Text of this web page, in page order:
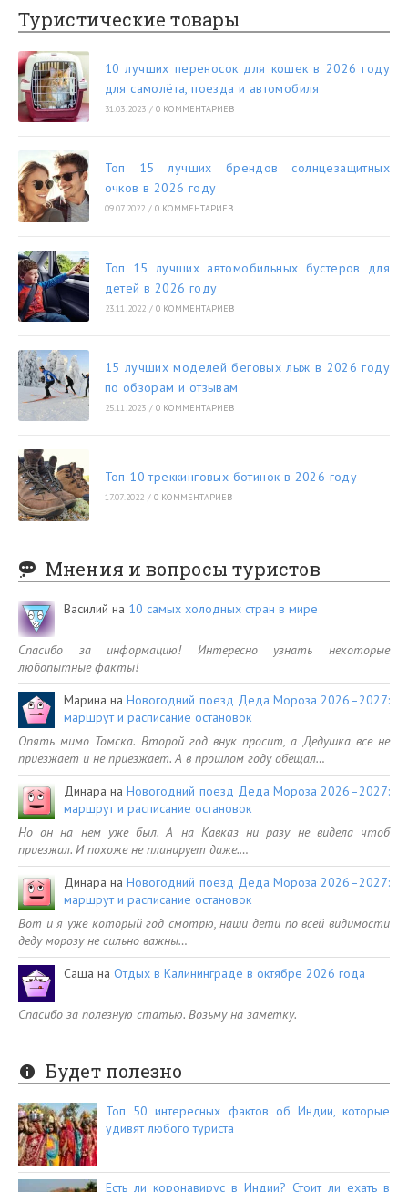
Туристические товары
10 лучших переносок для кошек в 2026 году
для самолёта, поезда и автомобиля
31.03.2023 / 0 КОММЕНТАРИЕВ
Топ 15 лучших брендов солнцезащитных
очков в 2026 году
09.07.2022 / 0 КОММЕНТАРИЕВ
Топ 15 лучших автомобильных бустеров для
детей в 2026 году
23.11.2022 / 0 КОММЕНТАРИЕВ
15 лучших моделей беговых лыж в 2026 году
по обзорам и отзывам
25.11.2023 / 0 КОММЕНТАРИЕВ
Топ 10 треккинговых ботинок в 2026 году
17.07.2022 / 0 КОММЕНТАРИЕВ
Мнения и вопросы туристов
Василий на 10 самых холодных стран в мире
Спасибо за информацию! Интересно узнать некоторые
любопытные факты!
Марина наНовогодний поезд Деда Мороза 2026–2027:
маршрут и расписание остановок
Опять мимо Томска. Второй год внук просит, а Дедушка все не
приезжает и не приезжает. А в прошлом году обещал…
Динара наНовогодний поезд Деда Мороза 2026–2027:
маршрут и расписание остановок
Но он на нем уже был. А на Кавказ ни разу не видела чтоб
приезжал. И похоже не планирует даже.…
Динара наНовогодний поезд Деда Мороза 2026–2027:
маршрут и расписание остановок
Вот и я уже который год смотрю, наши дети по всей видимости
деду морозу не сильно важны…
Саша на Отдых в Калининграде в октябре 2026 года
Спасибо за полезную статью. Возьму на заметку.
Будет полезно
Топ 50 интересных фактов об Индии, которые
удивят любого туриста
Есть ли коронавирус в Индии? Стоит ли ехать в